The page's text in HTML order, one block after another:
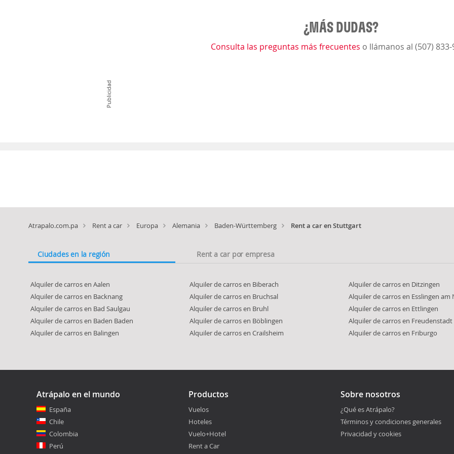
¿MÁS DUDAS?
Consulta las preguntas más frecuentes o llámanos al (507)
Publicidad
Atrapalo.com.pa Rent a car Europa Alemania Baden-Württemberg Rent a car en Stuttgart
Ciudades en la región Rent a car por empresa
Alquiler de carros en Aalen
Alquiler de carros en Backnang
Alquiler de carros en Bad Saulgau
Alquiler de carros en Baden Baden
Alquiler de carros en Balingen
Alquiler de carros en Biberach
Alquiler de carros en Bruchsal
Alquiler de carros en Bruhl
Alquiler de carros en Böblingen
Alquiler de carros en Crailsheim
Alquiler de carros en Ditzingen
Alquiler de carros en Esslingen am
Alquiler de carros en Ettlingen
Alquiler de carros en Freudenstadt
Alquiler de carros en Friburgo
Atrápalo en el mundo
España
Chile
Colombia
Perú
Productos
Vuelos
Hoteles
Vuelo+Hotel
Rent a Car
Sobre nosotros
¿Qué es Atrápalo?
Términos y condiciones generales
Privacidad y cookies